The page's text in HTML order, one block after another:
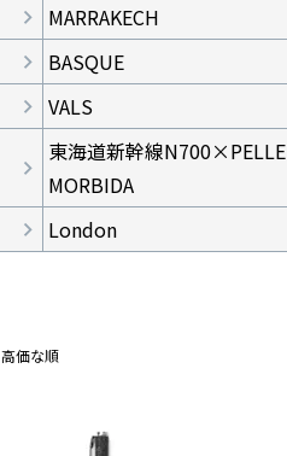
MARRAKECH
BASQUE
VALS
東海道新幹線N700×PELLE
MORBIDA
London
高価な順